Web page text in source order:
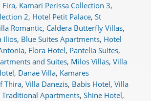
Fira, Kamari Perissa Collection 3,
2, Hotel Petit Palace, St
Romantic, Caldera Butterfly Villas,
Ilios, Blue Suites Apartments, Hotel
, Flora Hotel, Pantelia Suites,
and Suites, Milos Villas, Villa
, Danae Villa, Kamares
Thira, Villa Danezis, Babis Hotel, Villa
Traditional Apartments, Shine Hotel,